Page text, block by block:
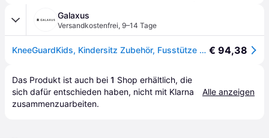
Galaxus
Versandkostenfrei, 9–14 Tage
KneeGuardKids, Kindersitz Zubehör, Fusstütze Universal € 94,38
Das Produkt ist auch bei 1 Shop erhältlich, die
sich dafür entschieden haben, nicht mit Klarna
zusammenzuarbeiten.
Alle anzeigen